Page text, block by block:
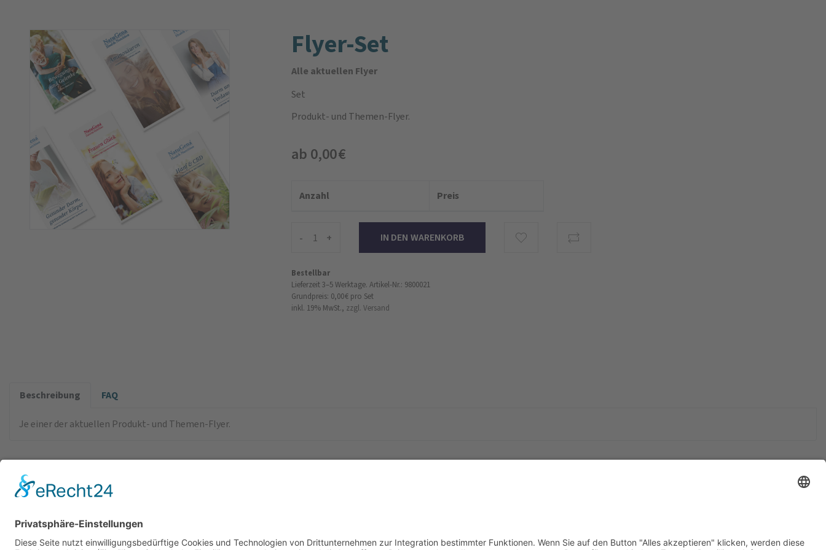
Flyer-Set
Alle aktuellen Flyer
Set
Produkt- und Themen-Flyer.
ab 0,00 €
Anzahl Preis
- +
Bestellbar
Lieferzeit 3–5 Werktage. Artikel-Nr.: 9800021
Grundpreis: 0,00 € pro Set
inkl. 19% MwSt., zzgl. Versand
Beschreibung FAQ
Je einer der aktuellen Produkt- und Themen-Flyer.